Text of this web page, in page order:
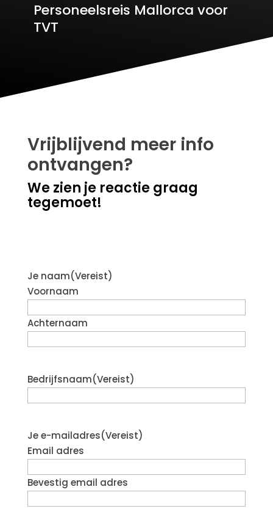
Personeelsreis Mallorca voor
TVT
Vrijblijvend meer info
ontvangen?
We zien je reactie graag
tegemoet!
Je naam(Vereist)
Voornaam
Achternaam
Bedrijfsnaam(Vereist)
Je e-mailadres(Vereist)
Email adres
Bevestig email adres